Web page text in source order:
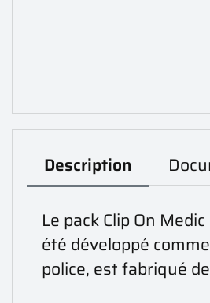
Description
Le pack Clip On
été développé
police, est fabriqué